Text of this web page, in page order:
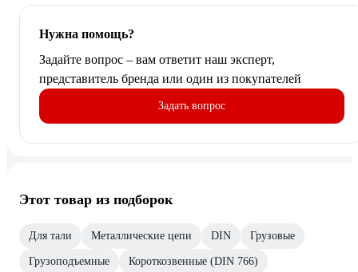
Нужна помощь?
Задайте вопрос – вам ответит наш эксперт,
представитель бренда или один из покупателей
Задать вопрос
Этот товар из подборок
Для тали Металлические цепи DIN Грузовые
Грузоподъемные Короткозвенные (DIN 766)